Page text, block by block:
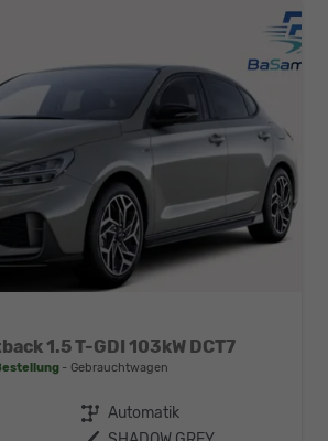
1.5 T-GDI 103kW DCT7
Gebrauchtwagen
Getriebe Automatik